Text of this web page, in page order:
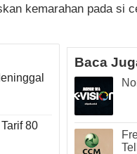
kemarahan pada si
80
Baca